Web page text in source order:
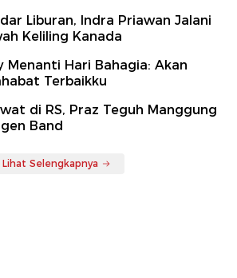
Liburan, Indra Priawan Jalani
Keliling Kanada
Menanti Hari Bahagia: Akan
Terbaikku
di RS, Praz Teguh Manggung
Band
Lihat Selengkapnya